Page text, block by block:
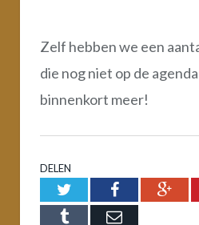
Zelf hebben we een
die nog niet op de
binnenkort meer!
DELEN
TwitterFacebook
Tumblr Email